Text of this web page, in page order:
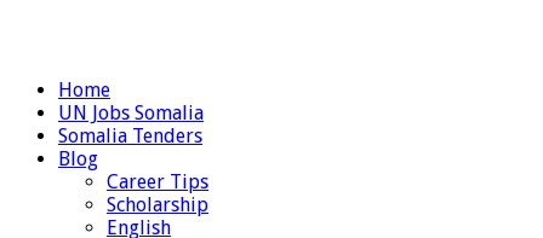
Home
UN Jobs Somalia
Somalia Tenders
Blog
Career Tips
Scholarship
English